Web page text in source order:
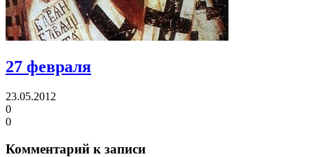
27 февраля
23.05.2012
0
0
Комментарий к записи